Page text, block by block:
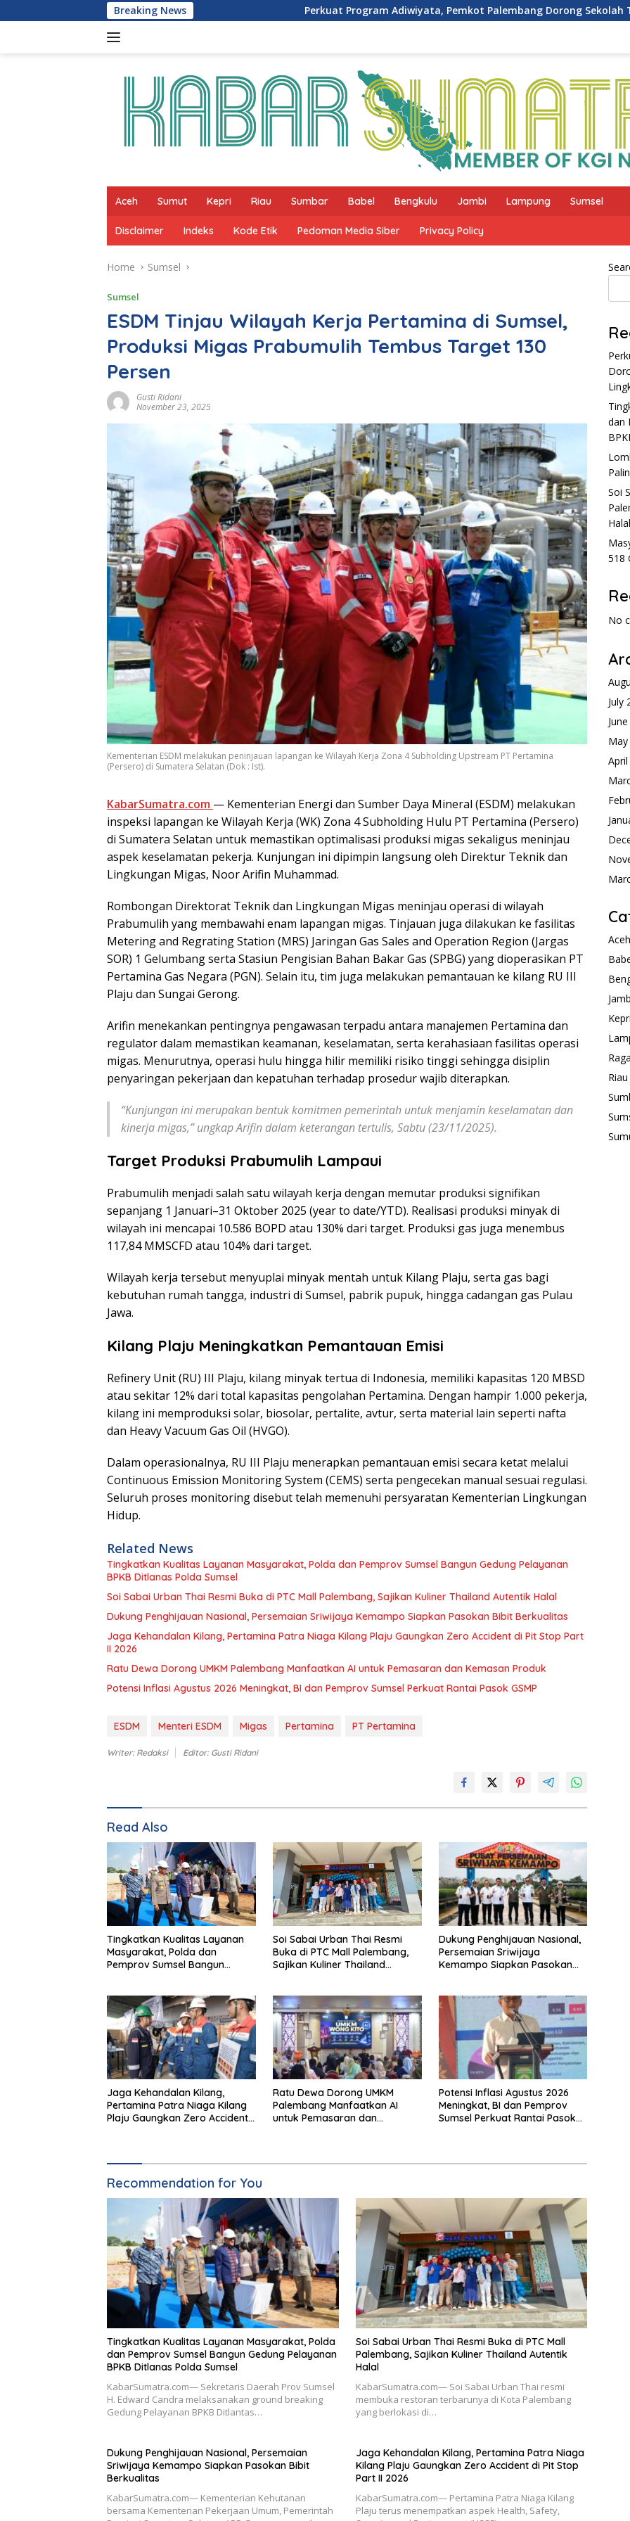
to
Breaking News Perkuat Program Adiwiyata, Pemkot Palembang Dorong Sekolah Terapkan Budaya
Aceh Sumut Kepri Riau Sumbar Babel Bengkulu Jambi Lampung Sumsel
Disclaimer Indeks Kode Etik Pedoman Media Siber Privacy Policy
Home Sumsel
Sumsel
ESDM Tinjau Wilayah Kerja Pertamina di Sumsel,
Produksi Migas Prabumulih Tembus Target 130
Persen
Gusti Ridani
November 23, 2025
Kementerian ESDM melakukan peninjauan lapangan ke Wilayah Kerja Zona 4 Subholding Upstream PT Pertamina
(Persero) di Sumatera Selatan (Dok : Ist).
KabarSumatra.com — Kementerian Energi dan Sumber Daya Mineral (ESDM) melakukan
inspeksi lapangan ke Wilayah Kerja (WK) Zona 4 Subholding Hulu PT Pertamina (Persero)
di Sumatera Selatan untuk memastikan optimalisasi produksi migas sekaligus meninjau
aspek keselamatan pekerja. Kunjungan ini dipimpin langsung oleh Direktur Teknik dan
Lingkungan Migas, Noor Arifin Muhammad.
Rombongan Direktorat Teknik dan Lingkungan Migas meninjau operasi di wilayah
Prabumulih yang membawahi enam lapangan migas. Tinjauan juga dilakukan ke fasilitas
Metering and Regrating Station (MRS) Jaringan Gas Sales and Operation Region (Jargas
SOR) 1 Gelumbang serta Stasiun Pengisian Bahan Bakar Gas (SPBG) yang dioperasikan PT
Pertamina Gas Negara (PGN). Selain itu, tim juga melakukan pemantauan ke kilang RU III
Plaju dan Sungai Gerong.
Arifin menekankan pentingnya pengawasan terpadu antara manajemen Pertamina dan
regulator dalam memastikan keamanan, keselamatan, serta kerahasiaan fasilitas operasi
migas. Menurutnya, operasi hulu hingga hilir memiliki risiko tinggi sehingga disiplin
penyaringan pekerjaan dan kepatuhan terhadap prosedur wajib diterapkan.
“Kunjungan ini merupakan bentuk komitmen pemerintah untuk menjamin keselamatan dan
kinerja migas,” ungkap Arifin dalam keterangan tertulis, Sabtu (23/11/2025).
Target Produksi Prabumulih Lampaui
Prabumulih menjadi salah satu wilayah kerja dengan memutar produksi signifikan
sepanjang 1 Januari–31 Oktober 2025 (year to date/YTD). Realisasi produksi minyak di
wilayah ini mencapai 10.586 BOPD atau 130% dari target. Produksi gas juga menembus
117,84 MMSCFD atau 104% dari target.
Wilayah kerja tersebut menyuplai minyak mentah untuk Kilang Plaju, serta gas bagi
kebutuhan rumah tangga, industri di Sumsel, pabrik pupuk, hingga cadangan gas Pulau
Jawa.
Kilang Plaju Meningkatkan Pemantauan Emisi
Refinery Unit (RU) III Plaju, kilang minyak tertua di Indonesia, memiliki kapasitas 120 MBSD
atau sekitar 12% dari total kapasitas pengolahan Pertamina. Dengan hampir 1.000 pekerja,
kilang ini memproduksi solar, biosolar, pertalite, avtur, serta material lain seperti nafta
dan Heavy Vacuum Gas Oil (HVGO).
Dalam operasionalnya, RU III Plaju menerapkan pemantauan emisi secara ketat melalui
Continuous Emission Monitoring System (CEMS) serta pengecekan manual sesuai regulasi.
Seluruh proses monitoring disebut telah memenuhi persyaratan Kementerian Lingkungan
Hidup.
Related News
Tingkatkan Kualitas Layanan Masyarakat, Polda dan Pemprov Sumsel Bangun Gedung Pelayanan
BPKB Ditlanas Polda Sumsel
Soi Sabai Urban Thai Resmi Buka di PTC Mall Palembang, Sajikan Kuliner Thailand Autentik Halal
Dukung Penghijauan Nasional, Persemaian Sriwijaya Kemampo Siapkan Pasokan Bibit Berkualitas
Jaga Kehandalan Kilang, Pertamina Patra Niaga Kilang Plaju Gaungkan Zero Accident di Pit Stop Part
II 2026
Ratu Dewa Dorong UMKM Palembang Manfaatkan AI untuk Pemasaran dan Kemasan Produk
Potensi Inflasi Agustus 2026 Meningkat, BI dan Pemprov Sumsel Perkuat Rantai Pasok GSMP
ESDM Menteri ESDM Migas Pertamina PT Pertamina
Writer: Redaksi Editor: Gusti Ridani
Read Also
Tingkatkan Kualitas Layanan
Masyarakat, Polda dan
Pemprov Sumsel Bangun
Soi Sabai Urban Thai Resmi
Buka di PTC Mall Palembang,
Sajikan Kuliner Thailand
Dukung Penghijauan Nasional,
Persemaian Sriwijaya
Kemampo Siapkan Pasokan
Jaga Kehandalan Kilang,
Pertamina Patra Niaga Kilang
Plaju Gaungkan Zero Accident
Ratu Dewa Dorong UMKM
Palembang Manfaatkan AI
untuk Pemasaran dan
Potensi Inflasi Agustus 2026
Meningkat, BI dan Pemprov
Sumsel Perkuat Rantai Pasok
Recommendation for You
Tingkatkan Kualitas Layanan Masyarakat, Polda
dan Pemprov Sumsel Bangun Gedung Pelayanan
BPKB Ditlanas Polda Sumsel
KabarSumatra.com— Sekretaris Daerah Prov Sumsel
H. Edward Candra melaksanakan ground breaking
Gedung Pelayanan BPKB Ditlantas…
Soi Sabai Urban Thai Resmi Buka di PTC Mall
Palembang, Sajikan Kuliner Thailand Autentik
Halal
KabarSumatra.com— Soi Sabai Urban Thai resmi
membuka restoran terbarunya di Kota Palembang
yang berlokasi di…
Dukung Penghijauan Nasional, Persemaian
Sriwijaya Kemampo Siapkan Pasokan Bibit
Berkualitas
KabarSumatra.com— Kementerian Kehutanan
bersama Kementerian Pekerjaan Umum, Pemerintah
Jaga Kehandalan Kilang, Pertamina Patra Niaga
Kilang Plaju Gaungkan Zero Accident di Pit Stop
Part II 2026
KabarSumatra.com— Pertamina Patra Niaga Kilang
Plaju terus menempatkan aspek Health, Safety,
dan
Soi
Halal
518
No
July
Aceh
Kepri
Riau